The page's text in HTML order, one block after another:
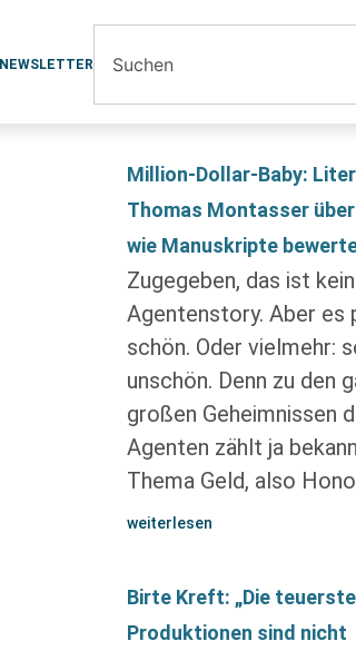
NEWSLETTER
Million-Dollar-Baby:
Thomas Montasser
wie Manuskripte
Zugegeben, das ist
Agentenstory. Aber es
schön. Oder vielmehr:
unschön. Denn zu den
großen Geheimnissen
Agenten zählt ja
Thema Geld, also
weiterlesen
Birte Kreft: „Die
Produktionen sind nicht